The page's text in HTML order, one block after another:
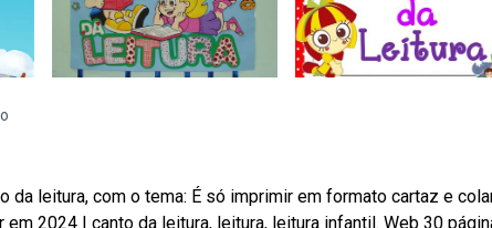
da leitura, com o tema: É só imprimir em formato cartaz e
2024 | canto da leitura, leitura, leitura infantil. Web️ 30